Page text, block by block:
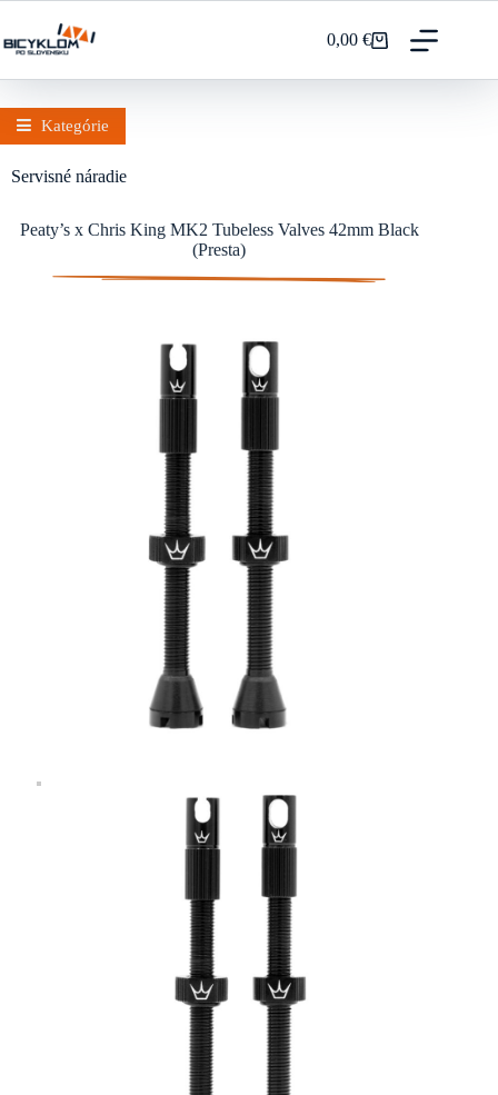
obsah
Nákupný
0,00€
Servisné náradie
Peaty’s x Chris King MK2 Tubeless Valves 42mm Black
(Presta)
Kategórie